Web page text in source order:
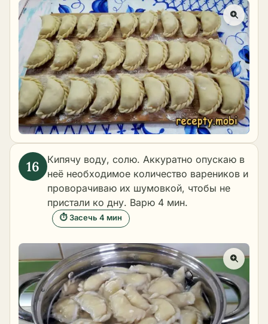
Кипячу воду, солю. Аккуратно опускаю в
неё необходимое количество вареников и
проворачиваю их шумовкой, чтобы не
пристали ко дну. Варю 4 мин.
⏱ Засечь 4 мин